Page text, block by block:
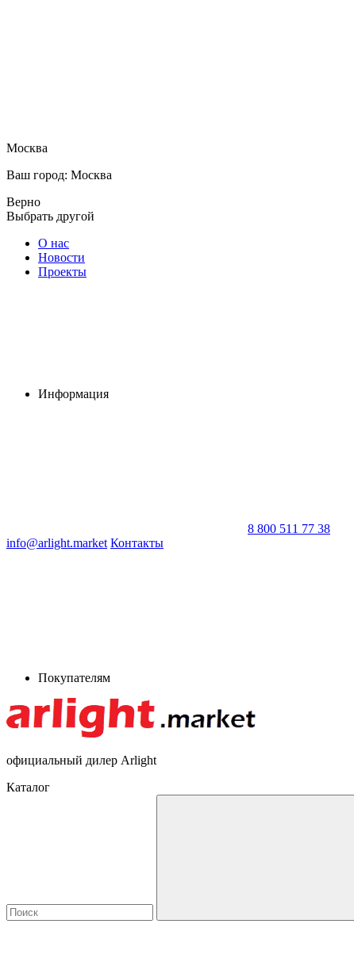
Москва
Ваш город: Москва
Верно
Выбрать другой
О нас
Новости
Проекты
Информация
8 800 511 77 38
info@arlight.market Контакты
Покупателям
официальный дилер Arlight
Каталог